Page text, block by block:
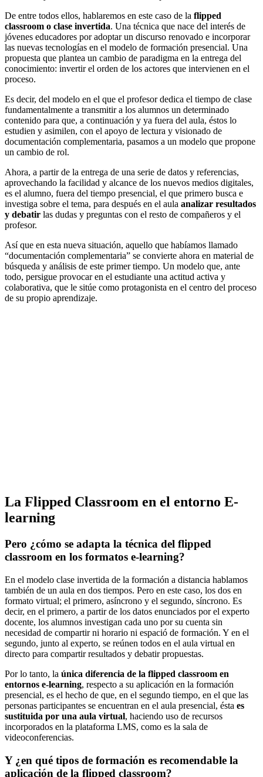
De entre todos ellos, hablaremos en este caso de la flipped
classroom o clase invertida. Una técnica que nace del interés de
jóvenes educadores por adoptar un discurso renovado e incorporar
las nuevas tecnologías en el modelo de formación presencial. Una
propuesta que plantea un cambio de paradigma en la entrega del
conocimiento: invertir el orden de los actores que intervienen en el
proceso.
Es decir, del modelo en el que el profesor dedica el tiempo de clase
fundamentalmente a transmitir a los alumnos un determinado
contenido para que, a continuación y ya fuera del aula, éstos lo
estudien y asimilen, con el apoyo de lectura y visionado de
documentación complementaria, pasamos a un modelo que propone
un cambio de rol.
Ahora, a partir de la entrega de una serie de datos y referencias,
aprovechando la facilidad y alcance de los nuevos medios digitales,
es el alumno, fuera del tiempo presencial, el que primero busca e
investiga sobre el tema, para después en el aula analizar resultados
y debatir las dudas y preguntas con el resto de compañeros y el
profesor.
Así que en esta nueva situación, aquello que habíamos llamado
“documentación complementaria” se convierte ahora en material de
búsqueda y análisis de este primer tiempo. Un modelo que, ante
todo, persigue provocar en el estudiante una actitud activa y
colaborativa, que le sitúe como protagonista en el centro del proceso
de su propio aprendizaje.
La Flipped Classroom en el entorno E-
learning
Pero ¿cómo se adapta la técnica del flipped
classroom en los formatos e-learning?
En el modelo clase invertida de la formación a distancia hablamos
también de un aula en dos tiempos. Pero en este caso, los dos en
formato virtual; el primero, asíncrono y el segundo, síncrono. Es
decir, en el primero, a partir de los datos enunciados por el experto
docente, los alumnos investigan cada uno por su cuenta sin
necesidad de compartir ni horario ni espació de formación. Y en el
segundo, junto al experto, se reúnen todos en el aula virtual en
directo para compartir resultados y debatir propuestas.
Por lo tanto, la única diferencia de la flipped classroom en
entornos e-learning, respecto a su aplicación en la formación
presencial, es el hecho de que, en el segundo tiempo, en el que las
personas participantes se encuentran en el aula presencial, ésta es
sustituida por una aula virtual, haciendo uso de recursos
incorporados en la plataforma LMS, como es la sala de
videoconferencias.
Y ¿en qué tipos de formación es recomendable la
aplicación de la flipped classroom?